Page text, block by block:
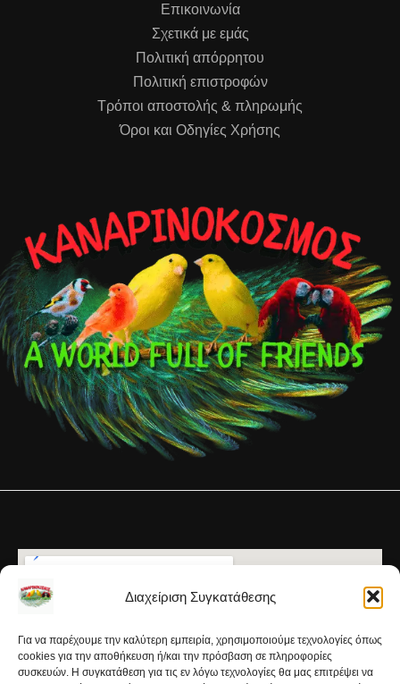
Διαχείριση Συγκατάθεσης
Για να παρέχουμε την καλύτερη εμπειρία, χρησιμοποιούμε τεχνολογίες όπως
cookies για την αποθήκευση ή/και την πρόσβαση σε πληροφορίες
συσκευών. Η συγκατάθεση για τις εν λόγω τεχνολογίες θα μας επιτρέψει να
Επικοινωνία
Σχετικά με εμάς
Πολιτική απόρρητου
Πολιτική επιστροφών
Τρόποι αποστολής & πληρωμής
Όροι και Οδηγίες Χρήσης